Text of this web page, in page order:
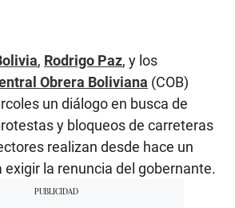
, Rodrigo Paz, y los
Obrera Boliviana (COB)
un diálogo en busca de
y bloqueos de carreteras
realizan desde hace un
exigir la renuncia del gobernante.